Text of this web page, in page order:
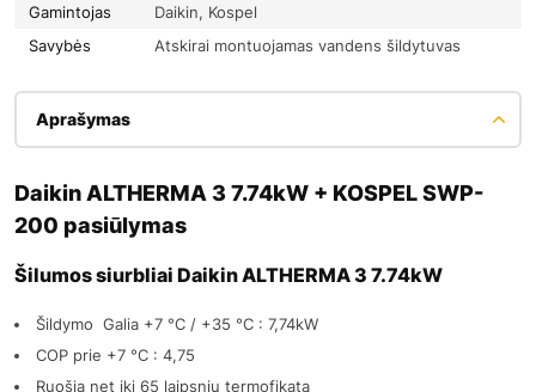
Gamintojas
Daikin, Kospel
Savybės
Atskirai montuojamas vandens šildytuvas
Aprašymas
Daikin ALTHERMA 3 7.74kW + KOSPEL SWP-
200 pasiūlymas
Šilumos siurbliai Daikin ALTHERMA 3 7.74kW
Šildymo Galia +7 °C / +35 °C : 7,74kW
COP prie +7 °C : 4,75
Ruošia net iki 65 laipsnių termofikatą